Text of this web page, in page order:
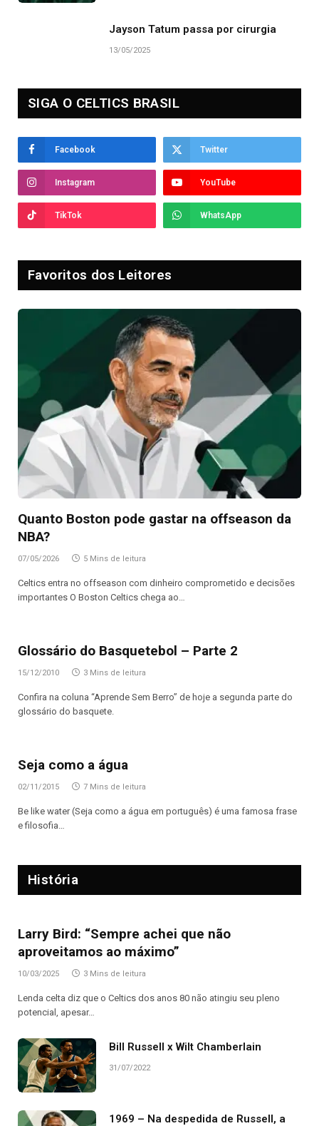
Jayson Tatum passa por cirurgia
13/05/2025
SIGA O CELTICS BRASIL
Facebook Twitter
Instagram YouTube
TikTok WhatsApp
Favoritos dos Leitores
Quanto Boston pode gastar na offseason da
NBA?
07/05/2026 5 Mins de leitura
Celtics entra no offseason com dinheiro comprometido e decisões
importantes O Boston Celtics chega ao…
Glossário do Basquetebol – Parte 2
15/12/2010 3 Mins de leitura
Confira na coluna “Aprende Sem Berro” de hoje a segunda parte do
glossário do basquete.
Seja como a água
02/11/2015 7 Mins de leitura
Be like water (Seja como a água em português) é uma famosa frase
e filosofia…
História
Larry Bird: “Sempre achei que não
aproveitamos ao máximo”
10/03/2025 3 Mins de leitura
Lenda celta diz que o Celtics dos anos 80 não atingiu seu pleno
potencial, apesar…
Bill Russell x Wilt Chamberlain
31/07/2022
1969 – Na despedida de Russell, a